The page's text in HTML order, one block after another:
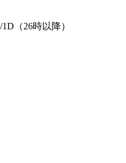
（26時以降）